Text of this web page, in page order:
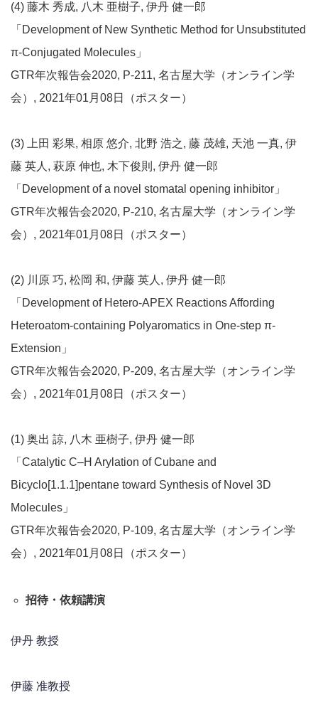
(4) 藤木 秀成, 八木 亜樹子, 伊丹 健一郎
「Development of New Synthetic Method for Unsubstituted
π-Conjugated Molecules」
GTR年次報告会2020, P-211, 名古屋大学（オンライン学
会）, 2021年01月08日（ポスター）
(3) 上田 彩果, 相原 悠介, 北野 浩之, 藤 茂雄, 天池 一真, 伊
藤 英人, 萩原 伸也, 木下俊則, 伊丹 健一郎
「Development of a novel stomatal opening inhibitor」
GTR年次報告会2020, P-210, 名古屋大学（オンライン学
会）, 2021年01月08日（ポスター）
(2) 川原 巧, 松岡 和, 伊藤 英人, 伊丹 健一郎
「Development of Hetero-APEX Reactions Affording
Heteroatom-containing Polyaromatics in One-step π-
Extension」
GTR年次報告会2020, P-209, 名古屋大学（オンライン学
会）, 2021年01月08日（ポスター）
(1) 奥出 諒, 八木 亜樹子, 伊丹 健一郎
「Catalytic C–H Arylation of Cubane and
Bicyclo[1.1.1]pentane toward Synthesis of Novel 3D
Molecules」
GTR年次報告会2020, P-109, 名古屋大学（オンライン学
会）, 2021年01月08日（ポスター）
招待・依頼講演
伊丹 教授
伊藤 准教授